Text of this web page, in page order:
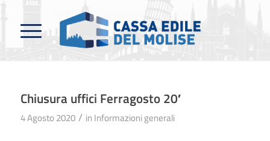
Chiusura uffici Ferragosto 20′
4 Agosto 2020 / in Informazioni generali